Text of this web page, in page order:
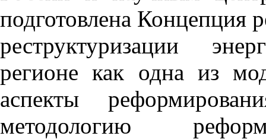
подготовлена Концепция
реструктуризации
регионе как одна из
аспекты
методологию